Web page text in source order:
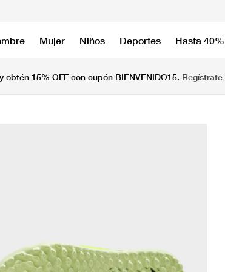
Mujer Niños Deportes Hasta
obtén 15% OFF con cupón BIENVENIDO15. Regístrate